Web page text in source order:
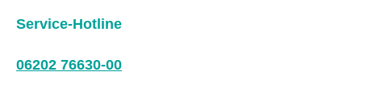
Service-Hotline
06202 76630-00